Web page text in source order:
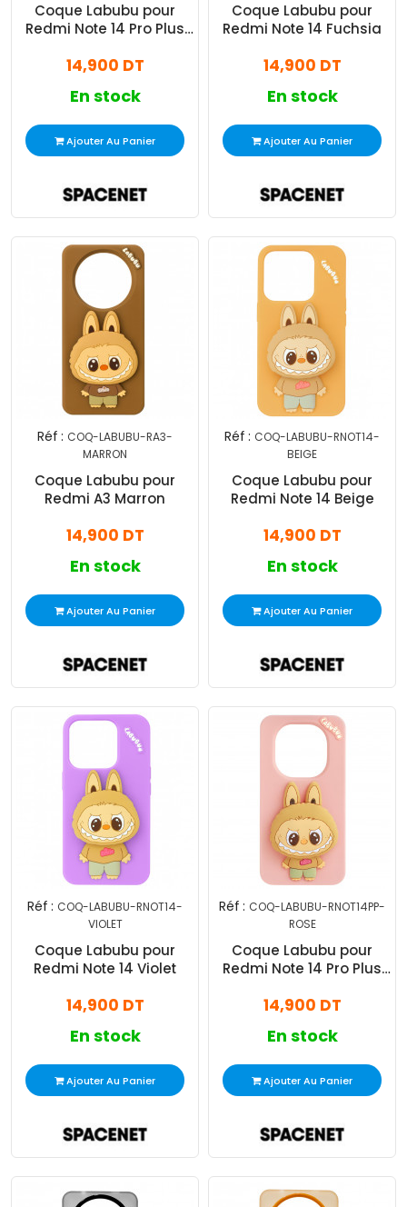
Coque Labubu pour
Redmi Note 14 Pro Plus
14,900 DT
En stock
Ajouter Au Panier
Coque Labubu pour
Redmi Note 14 Fuchsia
14,900 DT
En stock
Ajouter Au Panier
Réf : COQ-LABUBU-RA3-
MARRON
Coque Labubu pour
Redmi A3 Marron
14,900 DT
En stock
Ajouter Au Panier
Réf : COQ-LABUBU-RNOT14-
BEIGE
Coque Labubu pour
Redmi Note 14 Beige
14,900 DT
En stock
Ajouter Au Panier
Réf : COQ-LABUBU-RNOT14-
VIOLET
Coque Labubu pour
Redmi Note 14 Violet
14,900 DT
En stock
Ajouter Au Panier
Réf : COQ-LABUBU-RNOT14PP-
ROSE
Coque Labubu pour
Redmi Note 14 Pro Plus
14,900 DT
En stock
Ajouter Au Panier